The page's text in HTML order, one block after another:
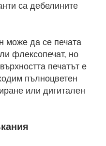
са дебелините
може да се печата
флексопечат, но
печатът е
пълноцветен
или дигитален